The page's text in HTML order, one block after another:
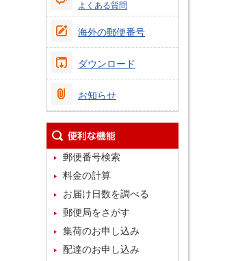
よくある質問
海外の郵便番号
ダウンロード
お知らせ
郵便番号検索
料金の計算
お届け日数を調べる
郵便局をさがす
集荷のお申し込み
配達のお申し込み